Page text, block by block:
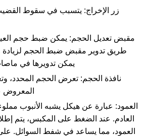
زر الإخراج: يتسبب في سقوط
مقبض تعديل الحجم: يمكن ضبط حجم
طريق تدوير مقبض ضبط الحجم لزيادة
يمكن تدويرها في
نافذة الحجم: تعرض الحجم المحدد،
المعروض
العمود: عبارة عن هيكل يشبه الأنبوب
العادم. عند الضغط على المكبس، يتم
العمود، مما يساعد في شفط السوائل.